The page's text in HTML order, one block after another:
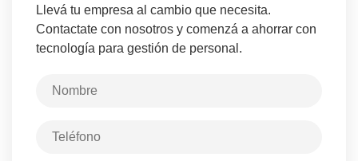
Llevá tu empresa al cambio que necesita.
Contactate con nosotros y comenzá a ahorrar con
tecnología para gestión de personal.